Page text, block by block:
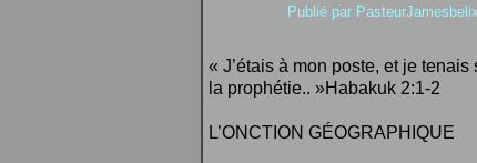
Publié par PasteurJamesbelix
« J’étais à mon poste, et je
la prophétie.. »Habakuk 2:1-2
L’ONCTION GÉOGRAPHIQUE